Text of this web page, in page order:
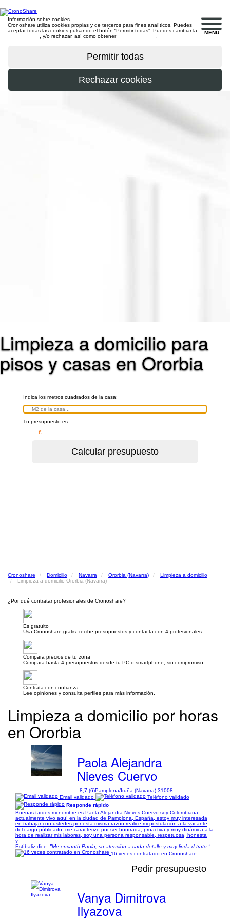
MENU
Información sobre cookies
Cronoshare utiliza cookies propias y de terceros para fines analíticos. Puedes
aceptar todas las cookies pulsando el botón “Permitir todas”. Puedes cambiar la
, y/o rechazar, así como obtener
Limpieza a domicilio para
pisos y casas en Ororbia
Indica los metros cuadrados de la casa:
Tu presupuesto es:
– €
Cronoshare Domicilio Navarra Ororbia (Navarra)
Limpieza a domicilio
Limpieza a domicilio Ororbia (Navarra)
¿Por qué contratar profesionales de Cronoshare?
Es gratuito
Usa Cronoshare gratis: recibe presupuestos y contacta con 4 profesionales.
Compara precios de tu zona
Compara hasta 4 presupuestos desde tu PC o smartphone, sin compromiso.
Contrata con confianza
Lee opiniones y consulta perfiles para más información.
Limpieza a domicilio por horas
en Ororbia
Paola Alejandra
Nieves Cuervo
8,7 (6)Pamplona/Iruña (Navarra) 31008
Email validado
Teléfono validado
Responde rápido
Buenas tardes mi nombre es Paola Alejandra Nieves Cuervo soy Colombiana
actualmente vivo aquí en la ciudad de Pamplona, España, estoy muy interesada
en trabajar con ustedes por esta misma razón realice mi postulación a la vacante
del cargo públicado; me caracterizo por ser honrrada, proactiva y muy dinámica a la
hora de realizar mis labores, soy una persona responsable, respetuosa, honesta
y...
Estíbaliz dice: "Me encantó Paola, su atención a cada detalle y muy linda d trato."
16 veces contratado en Cronoshare
Pedir presupuesto
Vanya Dimitrova
Ilyazova